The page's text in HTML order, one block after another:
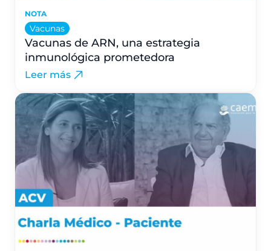
NOTA
Vacunas
Vacunas de ARN, una estrategia
inmunológica prometedora
Leer más